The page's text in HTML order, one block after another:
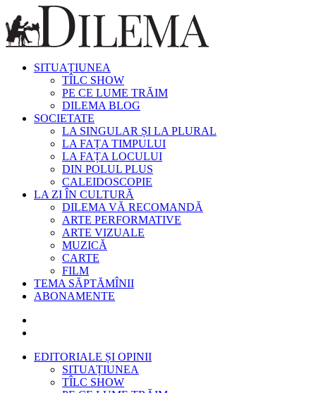
SITUAȚIUNEA
TÎLC SHOW
PE CE LUME TRĂIM
DILEMA BLOG
SOCIETATE
LA SINGULAR ȘI LA PLURAL
LA FAȚA TIMPULUI
LA FAȚA LOCULUI
DIN POLUL PLUS
CALEIDOSCOPIE
LA ZI ÎN CULTURĂ
DILEMA VĂ RECOMANDĂ
ARTE PERFORMATIVE
ARTE VIZUALE
MUZICĂ
CARTE
FILM
TEMA SĂPTĂMÎNII
ABONAMENTE
EDITORIALE ȘI OPINII
SITUAȚIUNEA
TÎLC SHOW